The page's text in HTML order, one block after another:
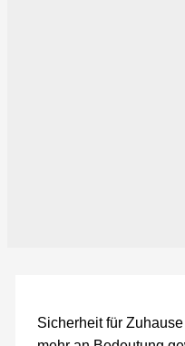
Sicherheit für